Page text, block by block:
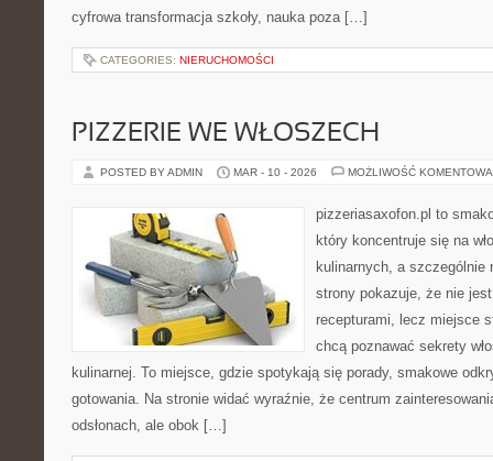
cyfrowa transformacja szkoły, nauka poza […]
CATEGORIES: NIERUCHOMOŚCI
PIZZERIE WE WŁOSZECH
POSTED BY ADMIN MAR - 10 - 2026 MOŻLIWOŚĆ
pizzeriasaxofon.pl to
który koncentruje się na
kulinarnych, a
strony pokazuje, że nie
recepturami, lecz miejsce
chcą poznawać sekrety
kulinarnej. To miejsce, gdzie spotykają się porady, smakowe
gotowania. Na stronie widać wyraźnie, że centrum
odsłonach, ale obok […]